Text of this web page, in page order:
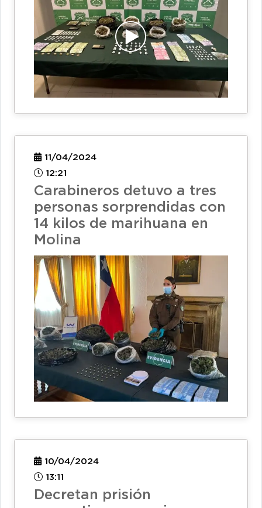
11/04/2024
12:21
Carabineros detuvo a tres
personas sorprendidas con
14 kilos de marihuana en
Molina
10/04/2024
13:11
Decretan prisión